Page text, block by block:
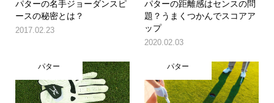
パターの名手ジョーダンスピ
ースの秘密とは？
2017.02.23
パターの距離感はセンスの問
題？うまくつかんでスコアア
ップ
2020.02.03
パター パター